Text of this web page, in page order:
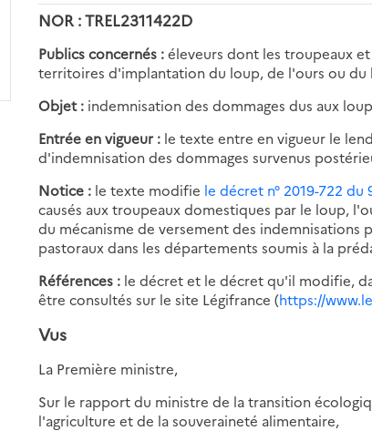
NOR : TREL2311422D
Publics concernés :éleveurs dont les troupeaux
territoires d'implantation du loup, de l'ours ou du
Objet : indemnisation des dommages dus aux
Entrée en vigueur : le texte entre en vigueur le
d'indemnisation des dommages survenus
Notice : le texte modifie le décret n° 2019-722 du
causés aux troupeaux domestiques par le loup,
du mécanisme de versement des indemnisations
pastoraux dans les départements soumis à la
Références : le décret et le décret qu'il modifie,
être consultés sur le site Légifrance (https://
Vus
La Première ministre,
Sur le rapport du ministre de la transition
l'agriculture et de la souveraineté alimentaire,